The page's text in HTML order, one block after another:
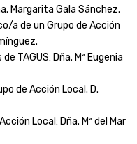
Margarita Gala Sánchez.
a de un Grupo de Acción
TAGUS: Dña. Mª Eugenia
de Acción Local. D.
Local: Dña. Mª del Mar